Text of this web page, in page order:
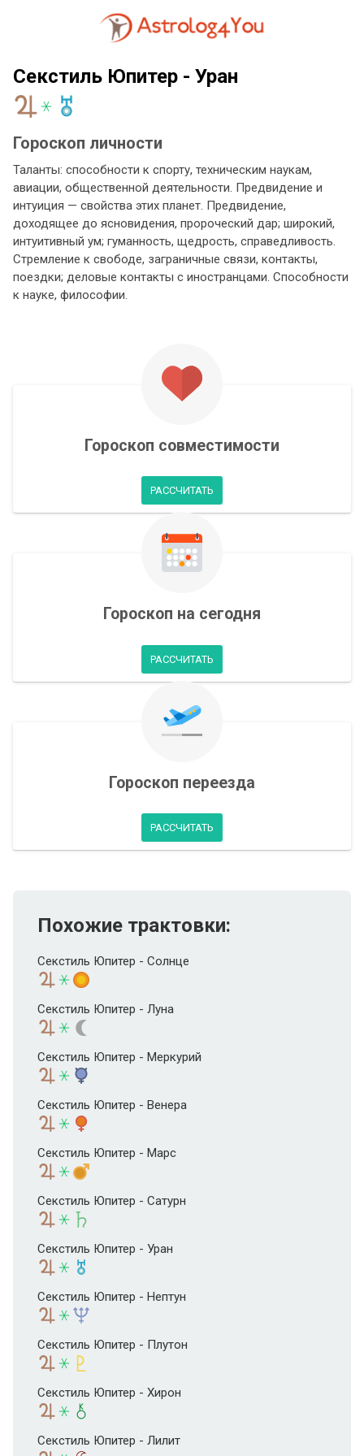
Секстиль Юпитер - Уран
Гороскоп личности
Таланты: способности к спорту, техническим наукам,
авиации, общественной деятельности. Предвидение и
интуиция — свойства этих планет. Предвидение,
доходящее до ясновидения, пророческий дар; широкий,
интуитивный ум; гуманность, щедрость, справедливость.
Стремление к свободе, заграничные связи, контакты,
поездки; деловые контакты с иностранцами. Способности
к науке, философии.
Гороскоп совместимости
РАССЧИТАТЬ
Гороскоп на сегодня
РАССЧИТАТЬ
Гороскоп переезда
РАССЧИТАТЬ
Похожие трактовки:
Секстиль Юпитер - Солнце
Секстиль Юпитер - Луна
Секстиль Юпитер - Меркурий
Секстиль Юпитер - Венера
Секстиль Юпитер - Марс
Секстиль Юпитер - Сатурн
Секстиль Юпитер - Уран
Секстиль Юпитер - Нептун
Секстиль Юпитер - Плутон
Секстиль Юпитер - Хирон
Секстиль Юпитер - Лилит